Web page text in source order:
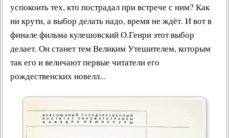
успокоить тех, кто пострадал при встрече с ним? Как
ни крути, а выбор делать надо, время не ждёт. И вот в
финале фильма кулешовский О.Генри этот выбор
делает. Он станет тем Великим Утешителем, которым
так его и величают первые читатели его
рождественских новелл...